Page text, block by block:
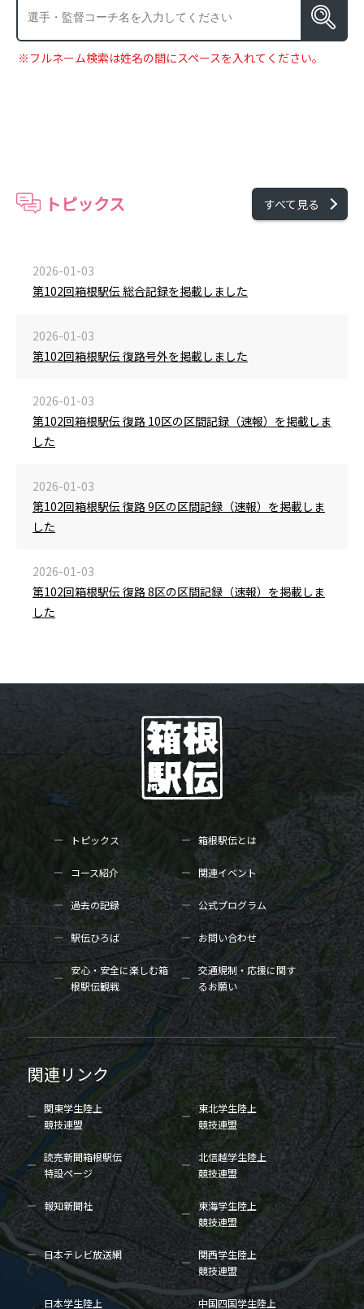
※フルネーム検索は姓名の間にスペースを入れてください。
トピックス すべて見る
2026-01-03
第102回箱根駅伝 総合記録を掲載しました
2026-01-03
第102回箱根駅伝 復路号外を掲載しました
2026-01-03
第102回箱根駅伝 復路 10区の区間記録（速報）を掲載しま
した
2026-01-03
第102回箱根駅伝 復路 9区の区間記録（速報）を掲載しま
した
2026-01-03
第102回箱根駅伝 復路 8区の区間記録（速報）を掲載しま
した
トピックス 箱根駅伝とは
コース紹介 関連イベント
過去の記録 公式プログラム
駅伝ひろば お問い合わせ
安心・安全に楽しむ箱
根駅伝観戦
交通規制・応援に関す
るお願い
関連リンク
関東学生陸上
競技連盟
東北学生陸上
競技連盟
読売新聞箱根駅伝
特設ページ
北信越学生陸上
競技連盟
報知新聞社
東海学生陸上
競技連盟
日本テレビ放送網
関西学生陸上
競技連盟
日本学生陸上 中国四国学生陸上